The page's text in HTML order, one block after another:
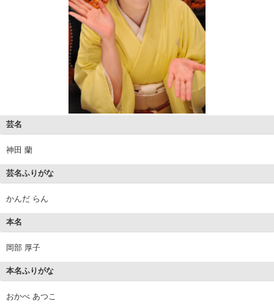
芸名
神田 蘭
芸名ふりがな
かんだ らん
本名
岡部 厚子
本名ふりがな
おかべ あつこ